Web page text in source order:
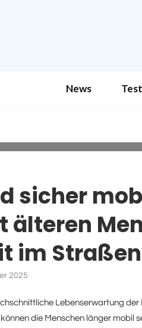
News
sicher
älteren
im
2025
Lebenserwartung
die Menschen länger mobil